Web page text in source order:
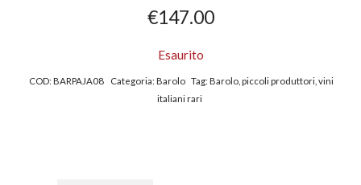
€147.00
Esaurito
COD:BARPAJA08 Categoria: Barolo Tag:Barolo ,piccoli produttori ,vini
italiani rari